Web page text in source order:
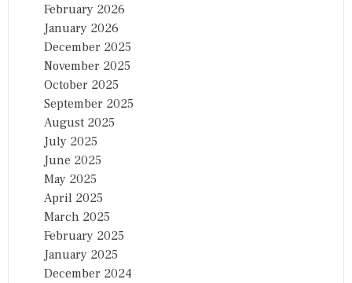
February 2026
January 2026
December 2025
November 2025
October 2025
September 2025
August 2025
July 2025
June 2025
May 2025
April 2025
March 2025
February 2025
January 2025
December 2024